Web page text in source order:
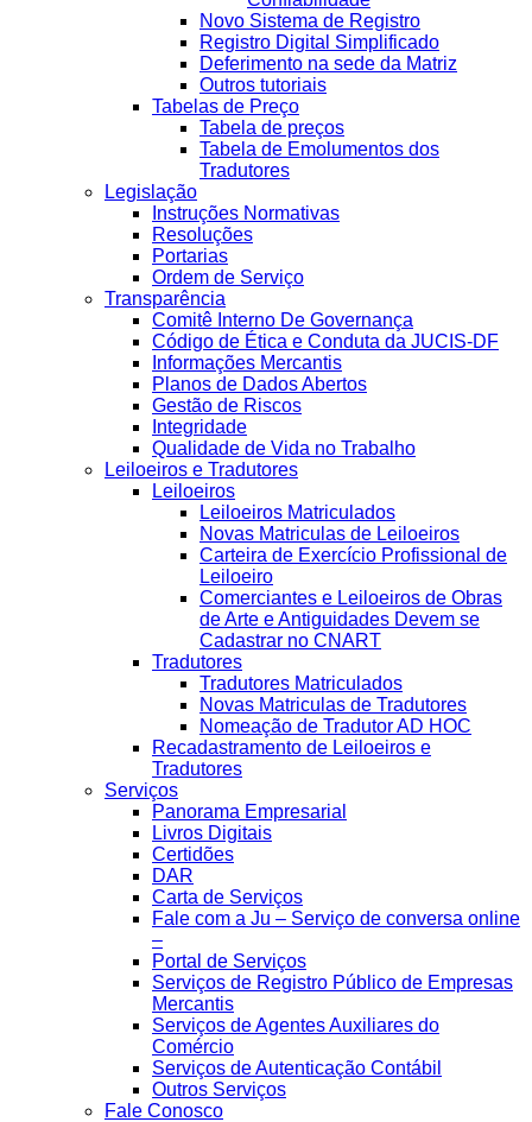
Novo Sistema de Registro
Registro Digital Simplificado
Deferimento na sede da Matriz
Outros tutoriais
Tabelas de Preço
Tabela de preços
Tabela de Emolumentos dos
Tradutores
Legislação
Instruções Normativas
Resoluções
Portarias
Ordem de Serviço
Transparência
Comitê Interno De Governança
Código de Ética e Conduta da JUCIS-DF
Informações Mercantis
Planos de Dados Abertos
Gestão de Riscos
Integridade
Qualidade de Vida no Trabalho
Leiloeiros e Tradutores
Leiloeiros
Leiloeiros Matriculados
Novas Matriculas de Leiloeiros
Carteira de Exercício Profissional de
Leiloeiro
Comerciantes e Leiloeiros de Obras
de Arte e Antiguidades Devem se
Cadastrar no CNART
Tradutores
Tradutores Matriculados
Novas Matriculas de Tradutores
Nomeação de Tradutor AD HOC
Recadastramento de Leiloeiros e
Tradutores
Serviços
Panorama Empresarial
Livros Digitais
Certidões
DAR
Carta de Serviços
Fale com a Ju – Serviço de conversa online
–
Portal de Serviços
Serviços de Registro Público de Empresas
Mercantis
Serviços de Agentes Auxiliares do
Comércio
Serviços de Autenticação Contábil
Outros Serviços
Fale Conosco